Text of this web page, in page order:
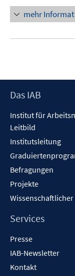
mehr
Footer
Das IAB
Institut für
Leitbild
Institutsleitung
Befragungen
Projekte
Services
Presse
IAB-Newsletter
Kontakt